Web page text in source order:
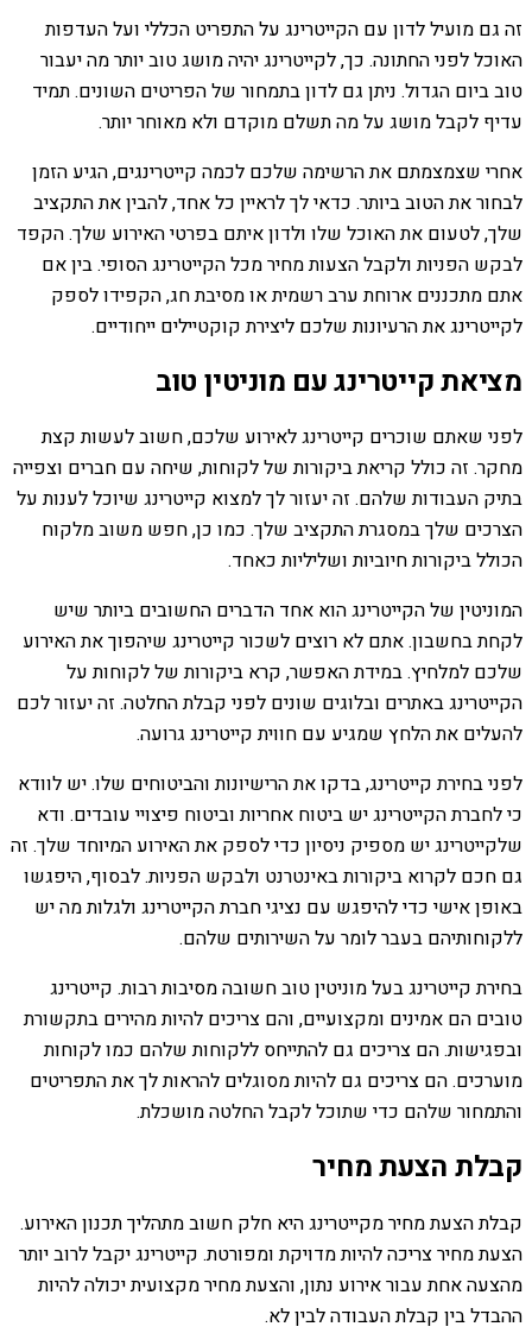
זה גם מועיל לדון עם הקייטרינג על התפריט הכללי ועל העדפות
האוכל לפני החתונה. כך, לקייטרינג יהיה מושג טוב יותר מה יעבור
טוב ביום הגדול. ניתן גם לדון בתמחור של הפריטים השונים. תמיד
עדיף לקבל מושג על מה תשלם מוקדם ולא מאוחר יותר.
אחרי שצמצמתם את הרשימה שלכם לכמה קייטרינגים, הגיע הזמן
לבחור את הטוב ביותר. כדאי לך לראיין כל אחד, להבין את התקציב
שלך, לטעום את האוכל שלו ולדון איתם בפרטי האירוע שלך. הקפד
לבקש הפניות ולקבל הצעות מחיר מכל הקייטרינג הסופי. בין אם
אתם מתכננים ארוחת ערב רשמית או מסיבת חג, הקפידו לספק
לקייטרינג את הרעיונות שלכם ליצירת קוקטיילים ייחודיים.
מציאת קייטרינג עם מוניטין טוב
לפני שאתם שוכרים קייטרינג לאירוע שלכם, חשוב לעשות קצת
מחקר. זה כולל קריאת ביקורות של לקוחות, שיחה עם חברים וצפייה
בתיק העבודות שלהם. זה יעזור לך למצוא קייטרינג שיוכל לענות על
הצרכים שלך במסגרת התקציב שלך. כמו כן, חפש משוב מלקוח
הכולל ביקורות חיוביות ושליליות כאחד.
המוניטין של הקייטרינג הוא אחד הדברים החשובים ביותר שיש
לקחת בחשבון. אתם לא רוצים לשכור קייטרינג שיהפוך את האירוע
שלכם למלחיץ. במידת האפשר, קרא ביקורות של לקוחות על
הקייטרינג באתרים ובלוגים שונים לפני קבלת החלטה. זה יעזור לכם
להעלים את הלחץ שמגיע עם חווית קייטרינג גרועה.
לפני בחירת קייטרינג, בדקו את הרישיונות והביטוחים שלו. יש לוודא
כי לחברת הקייטרינג יש ביטוח אחריות וביטוח פיצויי עובדים. ודא
שלקייטרינג יש מספיק ניסיון כדי לספק את האירוע המיוחד שלך. זה
גם חכם לקרוא ביקורות באינטרנט ולבקש הפניות. לבסוף, היפגשו
באופן אישי כדי להיפגש עם נציגי חברת הקייטרינג ולגלות מה יש
ללקוחותיהם בעבר לומר על השירותים שלהם.
בחירת קייטרינג בעל מוניטין טוב חשובה מסיבות רבות. קייטרינג
טובים הם אמינים ומקצועיים, והם צריכים להיות מהירים בתקשורת
ובפגישות. הם צריכים גם להתייחס ללקוחות שלהם כמו לקוחות
מוערכים. הם צריכים גם להיות מסוגלים להראות לך את התפריטים
והתמחור שלהם כדי שתוכל לקבל החלטה מושכלת.
קבלת הצעת מחיר
קבלת הצעת מחיר מקייטרינג היא חלק חשוב מתהליך תכנון האירוע.
הצעת מחיר צריכה להיות מדויקת ומפורטת. קייטרינג יקבל לרוב יותר
מהצעה אחת עבור אירוע נתון, והצעת מחיר מקצועית יכולה להיות
ההבדל בין קבלת העבודה לבין לא.